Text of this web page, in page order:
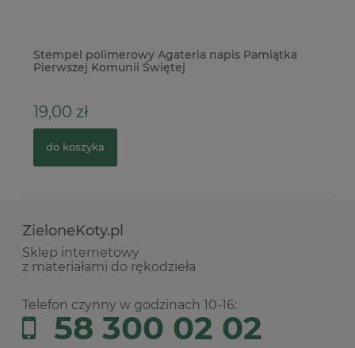
Stempel polimerowy Agateria napis Pamiątka
Pierwszej Komunii Świętej
19,00 zł
do koszyka
ZieloneKoty.pl
Sklep internetowy
z materiałami do rękodzieła
Telefon czynny w godzinach 10-16:
58 300 02 02